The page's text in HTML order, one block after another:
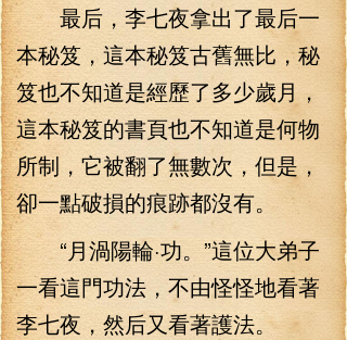
最后，李七夜拿出了最后一
本秘笈，這本秘笈古舊無比，秘
笈也不知道是經歷了多少歲月，
這本秘笈的書頁也不知道是何物
所制，它被翻了無數次，但是，
卻一點破損的痕跡都沒有。
“月渦陽輪·功。”這位大弟子
一看這門功法，不由怪怪地看著
李七夜，然后又看著護法。